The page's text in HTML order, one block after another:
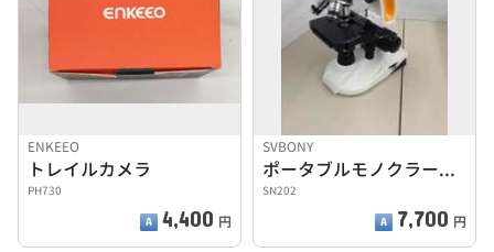
ENKEEO
トレイルカメラ
PH730
4,400 円
SVBONY
ポータブルモノクラー顕微鏡
SN202
7,700 円